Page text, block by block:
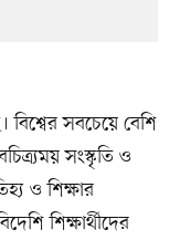
সবচেয়ে বেশি
সংস্কৃতি ও
ও শিক্ষার
শিক্ষার্থীদের